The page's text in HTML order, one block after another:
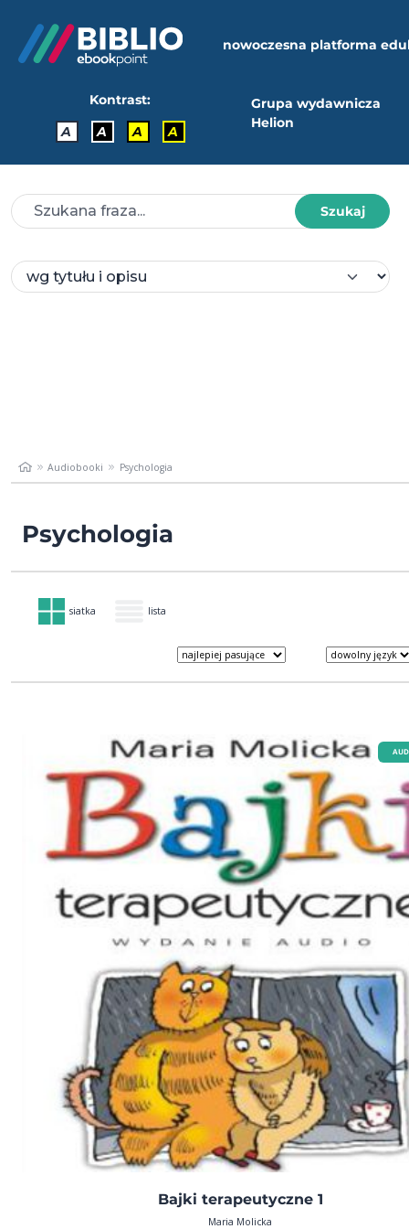
nowoczesna platforma
Kontrast:
A
A A A
Grupa wydawnicza
Helion
Szukaj
Audiobooki Psychologia
Psychologia
siatka lista
Bajki terapeutyczne 1
Maria Molicka